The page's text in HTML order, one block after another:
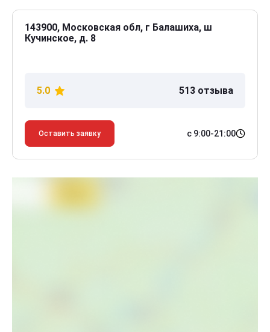
143900, Московская обл, г Балашиха, ш
Кучинское, д. 8
5.0 513 отзыва
Оставить заявку с 9:00-21:00